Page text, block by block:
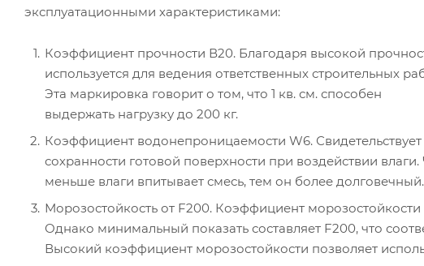
эксплуатационными характеристиками:
Коэффициент прочности В20. Благодаря высокой
используется для ведения ответственных строительных
Эта маркировка говорит о том, что 1 кв. см. способен
выдержать нагрузку до 200 кг.
Коэффициент водонепроницаемости W6. Свидетельствует
сохранности готовой поверхности при воздействии
меньше влаги впитывает смесь, тем он более долговечный.
Морозостойкость от F200. Коэффициент
Однако минимальный показать составляет F200, что
Высокий коэффициент морозостойкости позволяет